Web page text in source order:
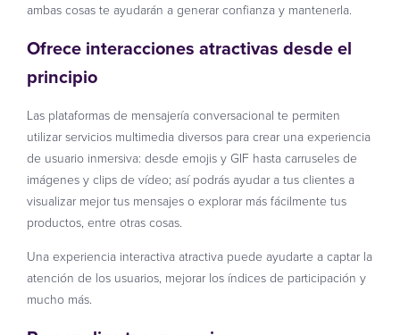
ambas cosas te ayudarán a generar confianza y mantenerla.
Ofrece interacciones atractivas desde el
principio
Las plataformas de mensajería conversacional te permiten
utilizar servicios multimedia diversos para crear una experiencia
de usuario inmersiva: desde emojis y GIF hasta carruseles de
imágenes y clips de vídeo; así podrás ayudar a tus clientes a
visualizar mejor tus mensajes o explorar más fácilmente tus
productos, entre otras cosas.
Una experiencia interactiva atractiva puede ayudarte a captar la
atención de los usuarios, mejorar los índices de participación y
mucho más.